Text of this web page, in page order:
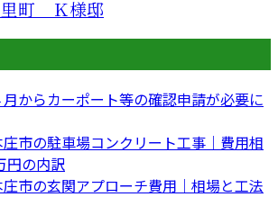
里町 Ｋ様邸
月からカーポート等の確認申請が必要に
市の駐車場コンクリート工事｜費用相
円の内訳
市の玄関アプローチ費用｜相場と工法